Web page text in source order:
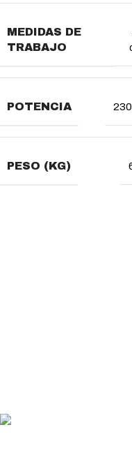
MEDIDAS DE
TRABAJO
POTENCIA
PESO (KG)